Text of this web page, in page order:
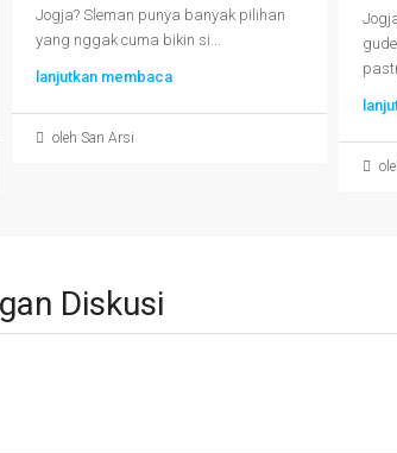
Jogja? Sleman punya banyak pilihan
yang nggak cuma bikin si...
lanjutkan membaca
oleh San Arsi
Diskusi